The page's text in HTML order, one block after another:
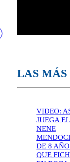
LAS
VIDEO:
JUEGA EL
NENE
DE 8
QUE